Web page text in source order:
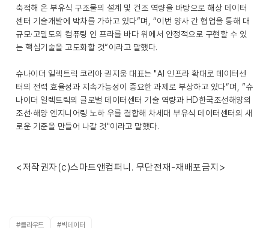
축적해 온 부유식 구조물의 설계 및 건조 역량을 바탕으로 해상 데이터
센터 기술개발에 박차를 가하고 있다”며, “이번 양사 간 협업을 통해 대
규모·고밀도의 컴퓨팅 인 프라를 바다 위에서 안정적으로 구현할 수 있
는 핵심기술을 고도화할 것”이라고 말했다.
슈나이더 일렉트릭 코리아 권지웅 대표는 "AI 인프라 확대로 데이터센
터의 전력 효율성과 지속가능성이 중요한 과제로 부상하고 있다“며, ”슈
나이더 일렉트릭의 글로벌 데이터센터 기술 역량과 HD한국조선해양의
조선·해양 엔지니어링 노하 우를 결합해 차세대 부유식 데이터센터의 새
로운 기준을 만들어 나갈 것"이라고 말했다.
<저작권자(c)스마트앤컴퍼니. 무단전재-재배포금지>
#클라우드 #빅데이터